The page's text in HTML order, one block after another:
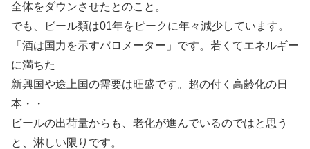
全体をダウンさせたとのこと。
でも、ビール類は01年をピークに年々減少しています。
「酒は国力を示すバロメーター」です。若くてエネルギー
に満ちた
新興国や途上国の需要は旺盛です。超の付く高齢化の日
本・・
ビールの出荷量からも、老化が進んでいるのではと思う
と、淋しい限りです。